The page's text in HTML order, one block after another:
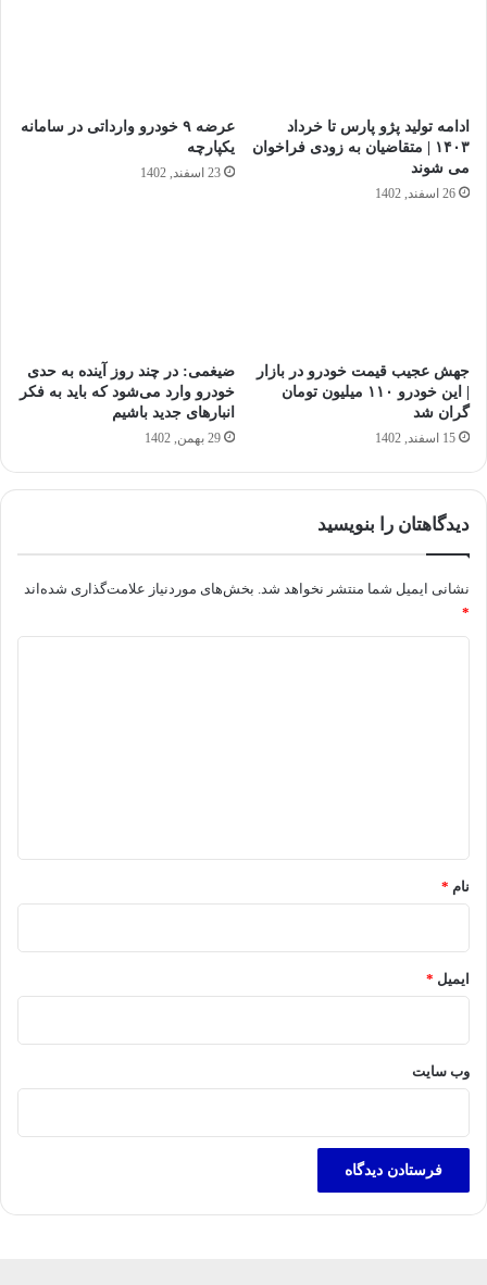
ادامه‌ تولید پژو پارس تا خرداد
١۴٠٣ | متقاضیان به زودی فراخوان
می شوند
26 اسفند, 1402
عرضه ۹ خودرو وارداتی در سامانه
یکپارچه
23 اسفند, 1402
جهش عجیب قیمت خودرو در بازار
| این خودرو ۱۱۰ میلیون تومان
گران شد
15 اسفند, 1402
ضیغمی: در چند روز آینده به حدی
خودرو وارد می‌شود که باید به فکر
انبار‌های جدید باشیم
29 بهمن, 1402
دیدگاهتان را بنویسید
نشانی ایمیل شما منتشر نخواهد شد. بخش‌های موردنیاز علامت‌گذاری شده‌اند
*
نام *
ایمیل *
وب‌ سایت